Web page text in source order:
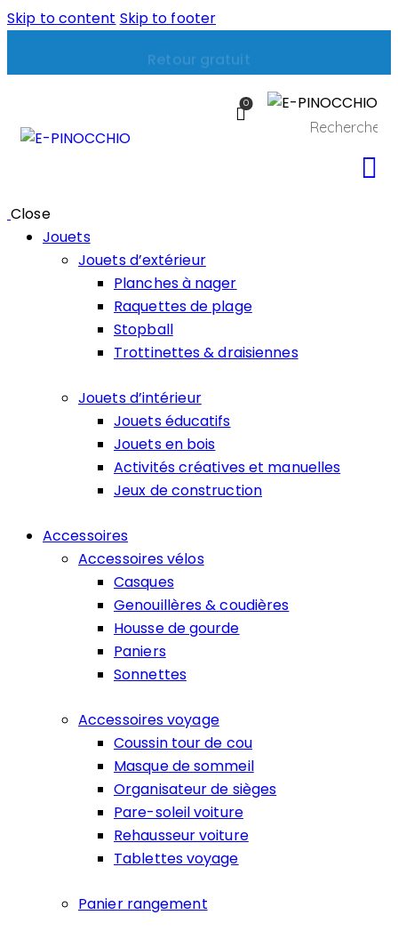
Skip to content Skip to footer
Paiement sécurisé
0
Close
Jouets
Jouets d’extérieur
Planches à nager
Raquettes de plage
Stopball
Trottinettes & draisiennes
Jouets d’intérieur
Jouets éducatifs
Jouets en bois
Activités créatives et manuelles
Jeux de construction
Accessoires
Accessoires vélos
Casques
Genouillères & coudières
Housse de gourde
Paniers
Sonnettes
Accessoires voyage
Coussin tour de cou
Masque de sommeil
Organisateur de sièges
Pare-soleil voiture
Rehausseur voiture
Tablettes voyage
Panier rangement